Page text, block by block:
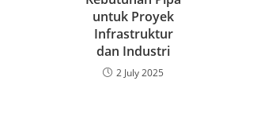
untuk Proyek
Infrastruktur
dan Industri
2 July 2025